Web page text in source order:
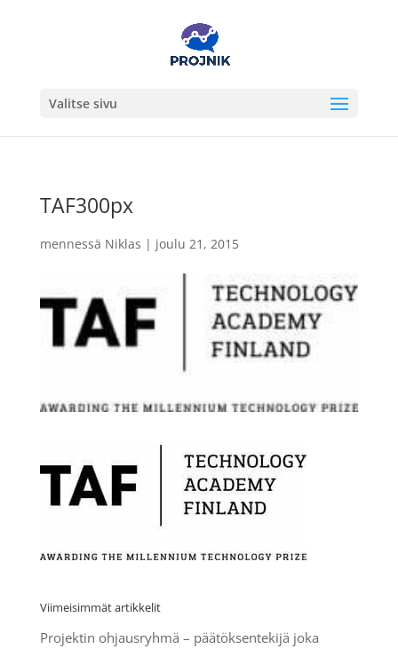
Valitse sivu
TAF300px
mennessä Niklas | joulu 21, 2015
Viimeisimmät artikkelit
Projektin ohjausryhmä – päätöksentekijä joka